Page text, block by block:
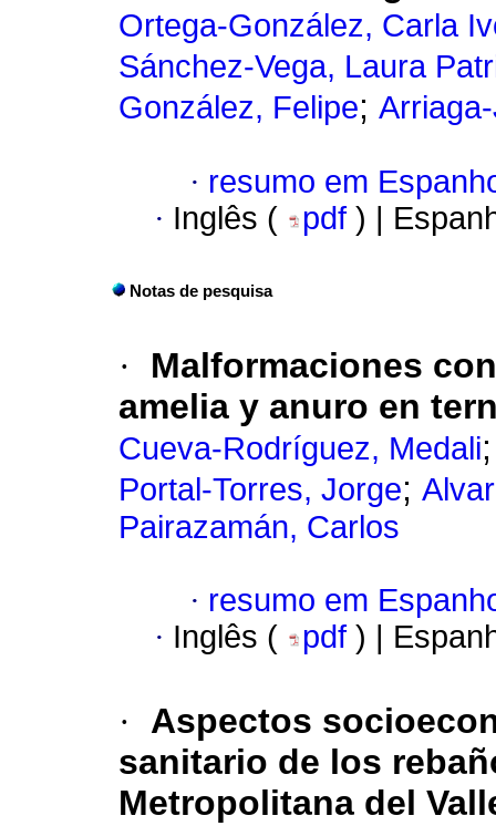
Ortega-González, Carla
Sánchez-Vega, Laura
González, Felipe;
· resumo em
· Inglês ( pdf ) |
Notas de pesquisa
·
Malformaciones
amelia y anuro en
Cueva-Rodríguez, Medali
Portal-Torres, Jorge;
Pairazamán, Carlos
· resumo em
· Inglês ( pdf ) |
·
Aspectos
sanitario de los
Metropolitana del